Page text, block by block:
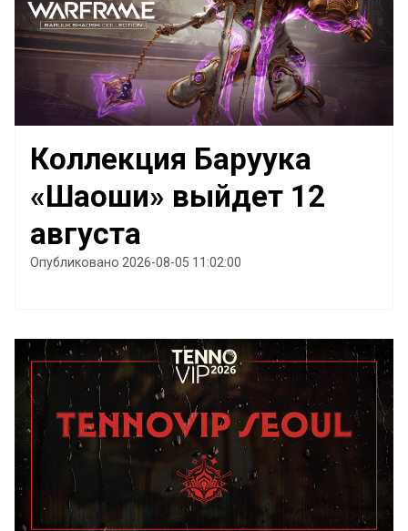
Коллекция Баруука
«Шаоши» выйдет 12
августа
Опубликовано 2026-08-05 11:02:00